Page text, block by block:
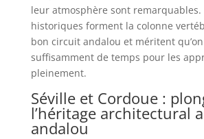
leur atmosphère sont remarquables.
historiques forment la colonne
bon circuit andalou et méritent
suffisamment de temps pour les
pleinement.
Séville et Cordoue :
l’héritage architectural
andalou